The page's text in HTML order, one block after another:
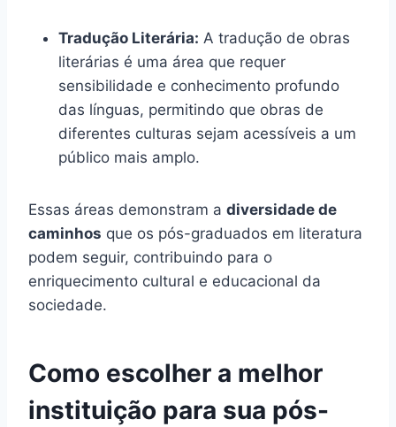
Tradução Literária: A tradução de obras
literárias é uma área que requer
sensibilidade e conhecimento profundo
das línguas, permitindo que obras de
diferentes culturas sejam acessíveis a um
público mais amplo.
Essas áreas demonstram a diversidade de
caminhos que os pós-graduados em literatura
podem seguir, contribuindo para o
enriquecimento cultural e educacional da
sociedade.
Como escolher a melhor
instituição para sua pós-